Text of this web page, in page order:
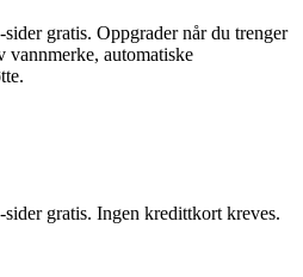
gratis. Oppgrader når du trenger
automatiske
gratis. Ingen kredittkort kreves.